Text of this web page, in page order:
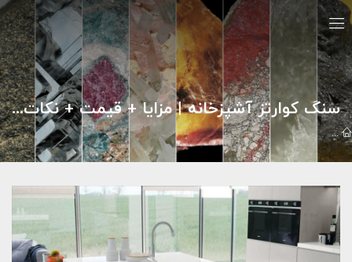
سنگ کوارتز آشپزخانه | مزایا + قیمت + نکات خرید
مقالات سنگ هاي تزئيني سنگ کوارتز آشپزخانه | مزایا + قیمت +